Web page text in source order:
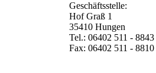
Geschäftsstelle:
Hof Graß 1
35410 Hungen
Tel.: 06402 511 - 8843
Fax: 06402 511 - 8810